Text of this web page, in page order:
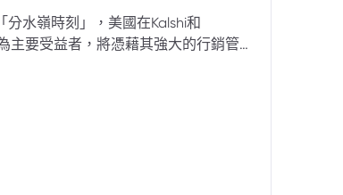
水嶺時刻」，美國在Kalshi和
主要受益者，將憑藉其強大的行銷管
季做準備。